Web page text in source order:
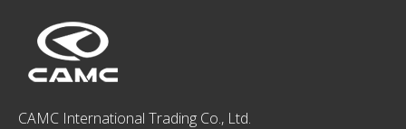
CAMC International Trading Co., Ltd.